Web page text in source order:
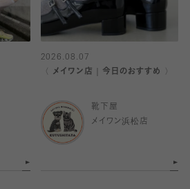
2026.08.07
〈 メイワン店｜今日のおすすめ 〉
靴下屋
メイワン浜松店